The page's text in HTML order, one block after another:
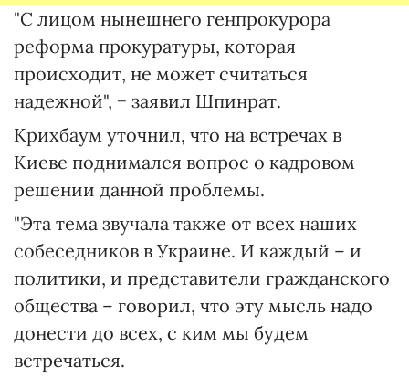
"С лицом нынешнего генпрокурора
реформа прокуратуры, которая
происходит, не может считаться
надежной", − заявил Шпинрат.
Крихбаум уточнил, что на встречах в
Киеве поднимался вопрос о кадровом
решении данной проблемы.
"Эта тема звучала также от всех наших
собеседников в Украине. И каждый – и
политики, и представители гражданского
общества – говорил, что эту мысль надо
донести до всех, с ким мы будем
встречаться.